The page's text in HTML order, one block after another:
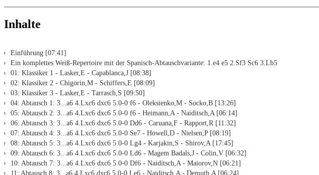
Inhalte
Einführung [07:41]
Ein komplettes Weiß-Repertoire mit der Spanisch-Abtauschvariante: 1.e4 e5 2.Sf3 Sc6 3.Lb5
01: Klassiker 1 - Lasker,E - Capablanca,J [08:38]
02: Klassiker 2 - Chigorin,M - Schiffers,E [08:09]
03: Klassiker 3 - Lasker,E - Tarrasch,S [09:50]
04: Abtausch 1: 3...a6 4.Lxc6 dxc6 5.0-0 f6 - Oleksienko,M - Socko,B [13:26]
05: Abtausch 2: 3...a6 4.Lxc6 dxc6 5.0-0 f6 - Heimann,A - Naiditsch,A [06:14]
06: Abtausch 3: 3...a6 4.Lxc6 dxc6 5.0-0 Dd6 - Caruana,F - Rapport,R [11:32]
07: Abtausch 4: 3...a6 4.Lxc6 dxc6 5.0-0 Se7 - Howell,D - Nielsen,P [08:19]
08: Abtausch 5: 3...a6 4.Lxc6 dxc6 5.0-0 Lg4 - Karjakin,S - Shirov,A [17:45]
09: Abtausch 6: 3...a6 4.Lxc6 dxc6 5.0-0 Ld6 - Magem Badals,J - Colin,V [06:32]
10: Abtausch 7: 3...a6 4.Lxc6 dxc6 5.0-0 Df6 - Naiditsch,A - Maiorov,N [06:21]
11: Abtausch 8: 3...a6 4.Lxc6 dxc6 5.0-0 Le6 - Naiditsch,A - Demuth,A [06:24]